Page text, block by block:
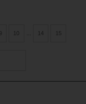
9 10 14 15